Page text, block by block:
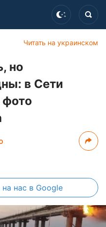
Читать на украинском
но
в Сети
фото
на нас в Google